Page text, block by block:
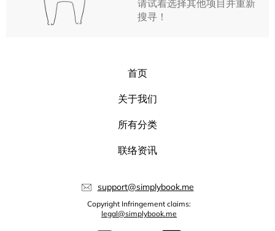
请试着选择其他项目并重新
搜寻！
首页
关于我们
所有分类
联络资讯
support@simplybook.me
Copyright Infringement claims:
legal@simplybook.me